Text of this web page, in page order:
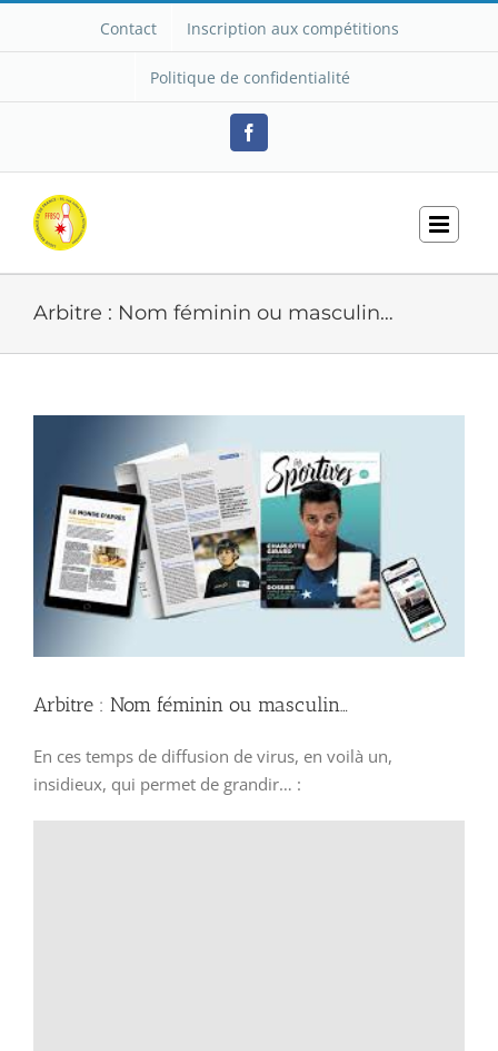
Contact Inscription aux compétitions
Politique de confidentialité
Facebook
Arbitre : Nom féminin ou masculin…
agrandie
Arbitre : Nom féminin ou masculin…
En ces temps de diffusion de virus, en voilà un,
insidieux, qui permet de grandir… :